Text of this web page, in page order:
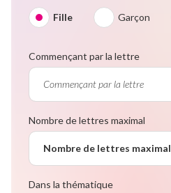
Fille Garçon
Commençant par la lettre
Nombre de lettres maximal
Nombre de lettres maximal
Dans la thématique